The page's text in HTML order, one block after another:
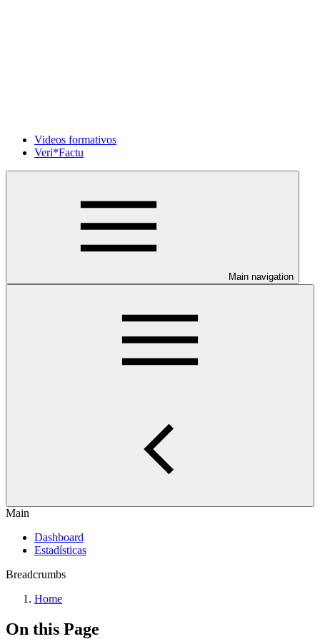
Videos formativos
Veri*Factu
Main navigation
Main
Dashboard
Estadísticas
Breadcrumbs
Home
On this Page